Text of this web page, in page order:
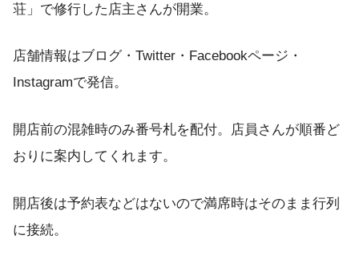
荘」で修行した店主さんが開業。
店舗情報はブログ・Twitter・Facebookページ・
Instagramで発信。
開店前の混雑時のみ番号札を配付。店員さんが順番ど
おりに案内してくれます。
開店後は予約表などはないので満席時はそのまま行列
に接続。